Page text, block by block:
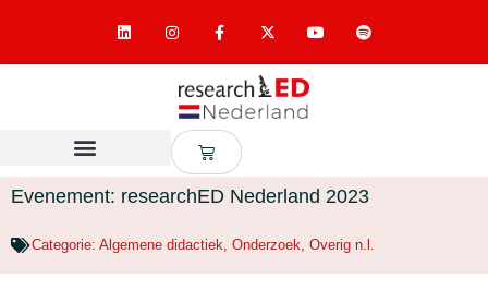
Evenement: researchED Nederland 2023
Categorie: Algemene didactiek Onderzoek Overig n.l.